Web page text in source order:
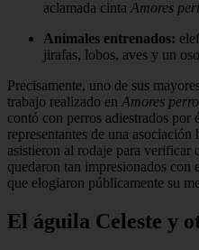
aclamada cinta Amores
Animales entrenados:
jirafas, lobos, aves y un
Precisamente, uno de sus
trabajo realizado en Amores
contó con perros adiestrados por
representantes de una
asistieron al rodaje para verificar
quedaron tan impresionados con
que elogiaron públicamente su
El águila Celeste y